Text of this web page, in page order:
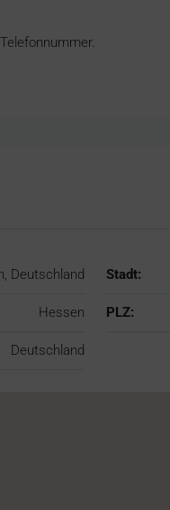
Deutschland Stadt:
Hessen PLZ:
Deutschland